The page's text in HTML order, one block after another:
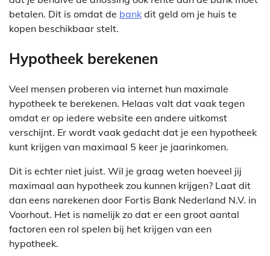
betalen. Dit is omdat de bank dit geld om je huis te
kopen beschikbaar stelt.
Hypotheek berekenen
Veel mensen proberen via internet hun maximale
hypotheek te berekenen. Helaas valt dat vaak tegen
omdat er op iedere website een andere uitkomst
verschijnt. Er wordt vaak gedacht dat je een hypotheek
kunt krijgen van maximaal 5 keer je jaarinkomen.
Dit is echter niet juist. Wil je graag weten hoeveel jij
maximaal aan hypotheek zou kunnen krijgen? Laat dit
dan eens narekenen door Fortis Bank Nederland N.V. in
Voorhout. Het is namelijk zo dat er een groot aantal
factoren een rol spelen bij het krijgen van een
hypotheek.